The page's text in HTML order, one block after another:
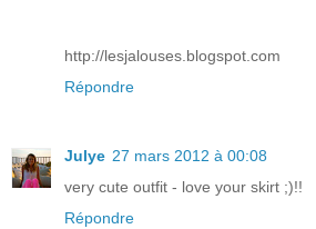
http://lesjalouses.blogspot.com
Répondre
Julye 27 mars 2012 à 00:08
very cute outfit - love your skirt ;)!!
Répondre